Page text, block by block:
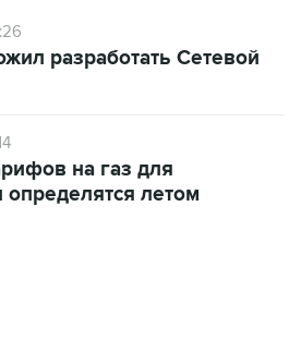
летом